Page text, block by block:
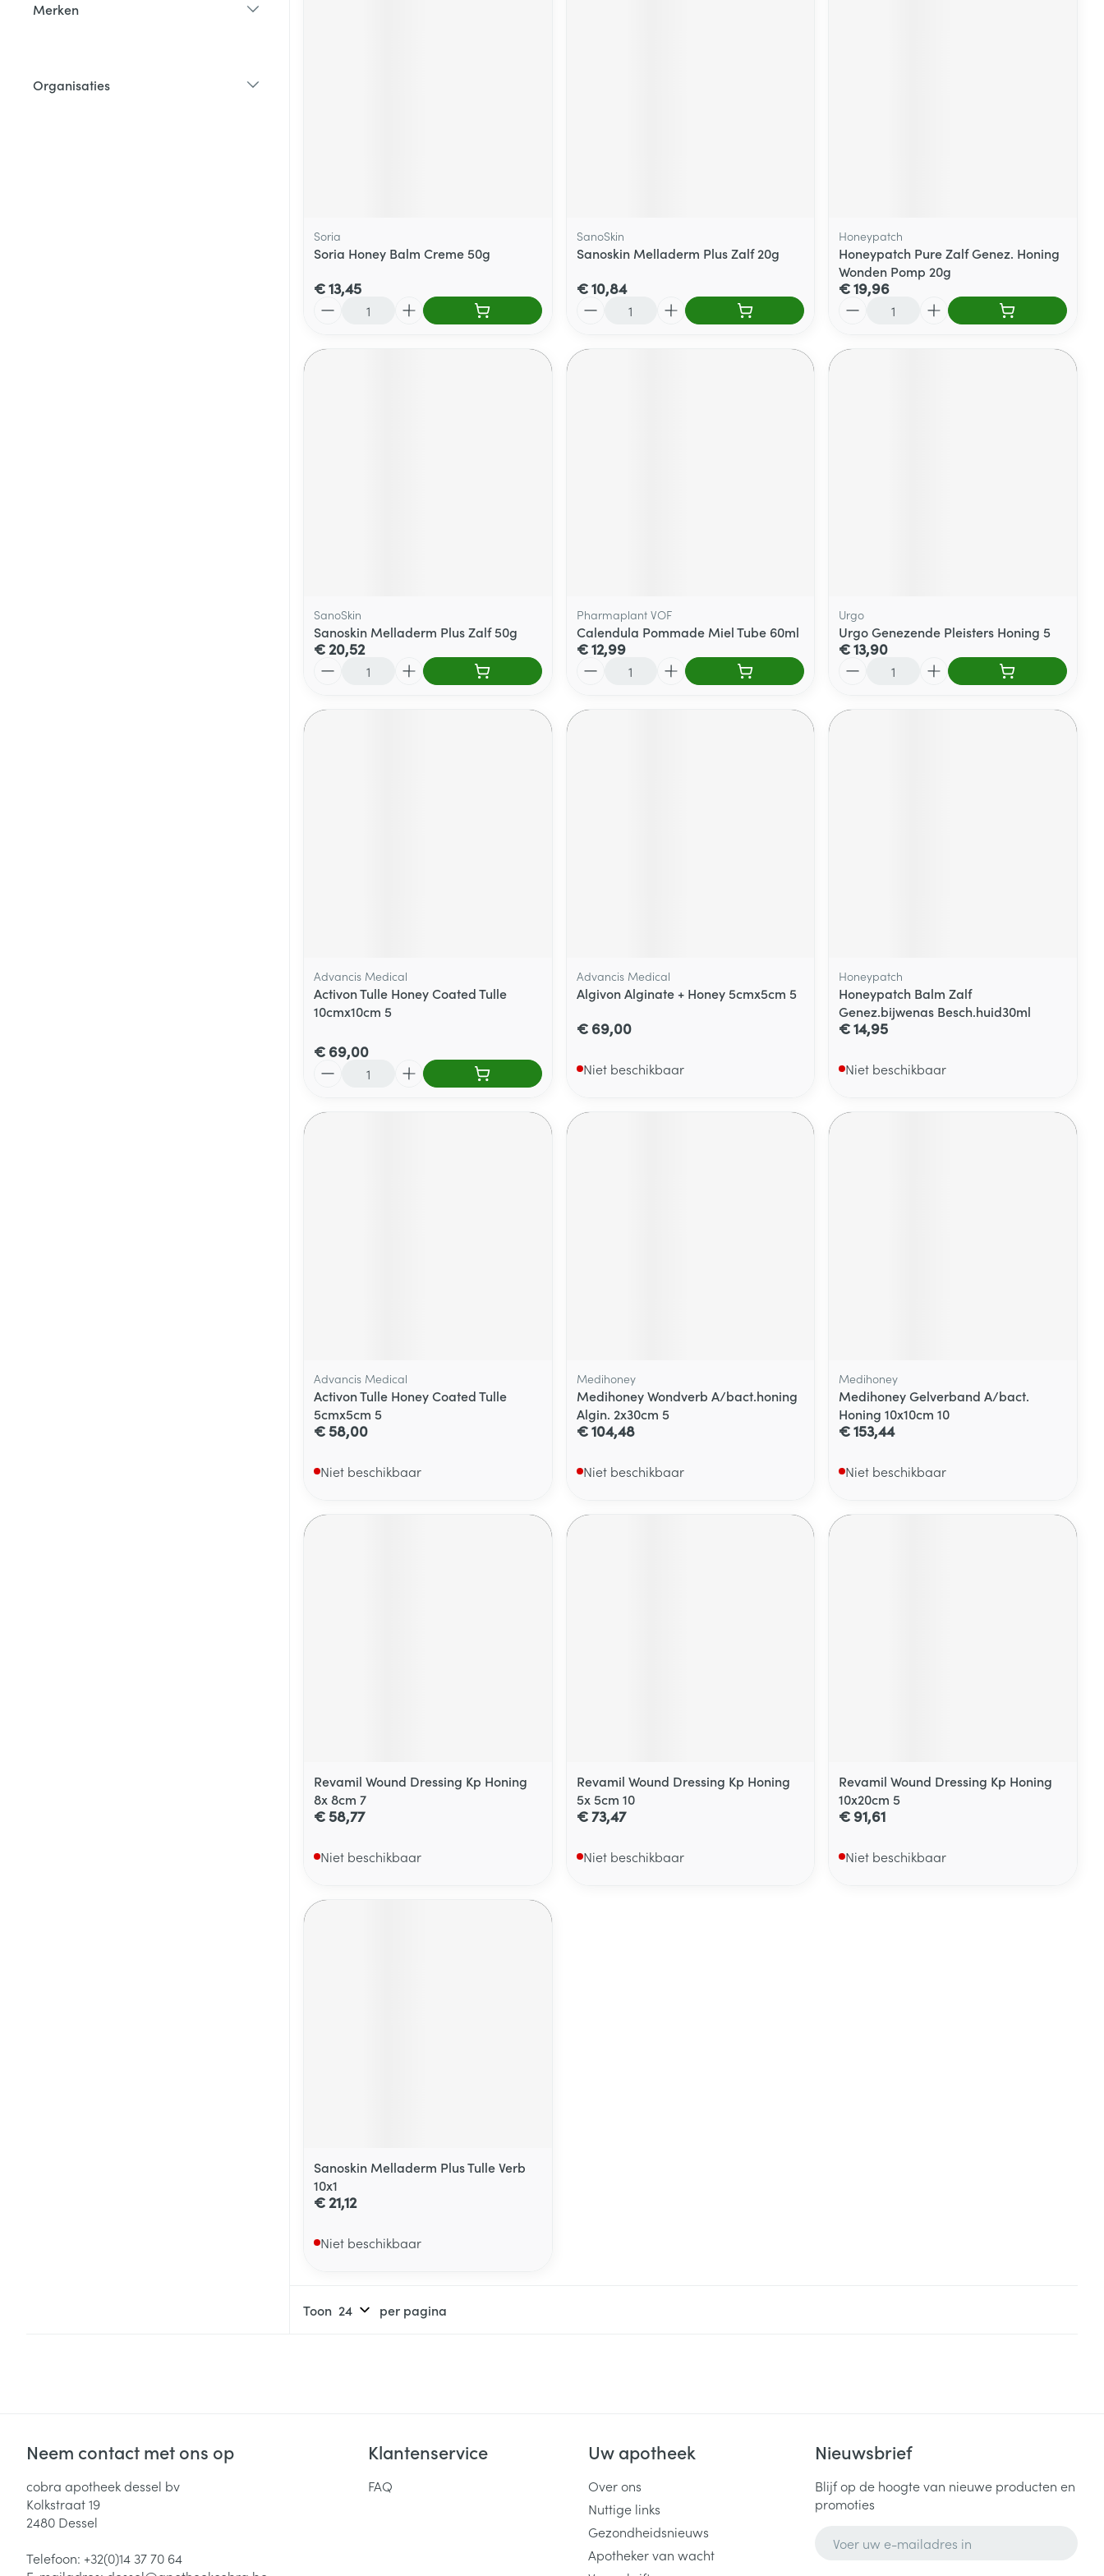
Merken
Organisaties
Soria
Soria Honey Balm Creme 50g
€ 13,45
SanoSkin
Sanoskin Melladerm Plus Zalf 20g
€ 10,84
Honeypatch
Honeypatch Pure Zalf Genez. Honing
Wonden Pomp 20g
€ 19,96
SanoSkin
Sanoskin Melladerm Plus Zalf 50g
€ 20,52
Pharmaplant VOF
Calendula Pommade Miel Tube 60ml
€ 12,99
Urgo
Urgo Genezende Pleisters Honing 5
€ 13,90
Advancis Medical
Activon Tulle Honey Coated Tulle
10cmx10cm 5
€ 69,00
Advancis Medical
Algivon Alginate + Honey 5cmx5cm 5
€ 69,00
Niet beschikbaar
Honeypatch
Honeypatch Balm Zalf
Genez.bijwenas Besch.huid30ml
€ 14,95
Niet beschikbaar
Advancis Medical
Activon Tulle Honey Coated Tulle
5cmx5cm 5
€ 58,00
Niet beschikbaar
Medihoney
Medihoney Wondverb A/bact.honing
Algin. 2x30cm 5
€ 104,48
Niet beschikbaar
Medihoney
Medihoney Gelverband A/bact.
Honing 10x10cm 10
€ 153,44
Niet beschikbaar
Revamil Wound Dressing Kp Honing
8x 8cm 7
€ 58,77
Niet beschikbaar
Revamil Wound Dressing Kp Honing
5x 5cm 10
€ 73,47
Niet beschikbaar
Revamil Wound Dressing Kp Honing
10x20cm 5
€ 91,61
Niet beschikbaar
Sanoskin Melladerm Plus Tulle Verb
10x1
€ 21,12
Niet beschikbaar
Toon per pagina
Neem contact met ons op
cobra apotheek dessel bv
Kolkstraat 19
2480 Dessel
Telefoon: +32(0)14 37 70 64
Klantenservice
FAQ
Uw apotheek
Over ons
Nuttige links
Gezondheidsnieuws
Apotheker van wacht
Nieuwsbrief
Blijf op de hoogte van nieuwe producten en
promoties